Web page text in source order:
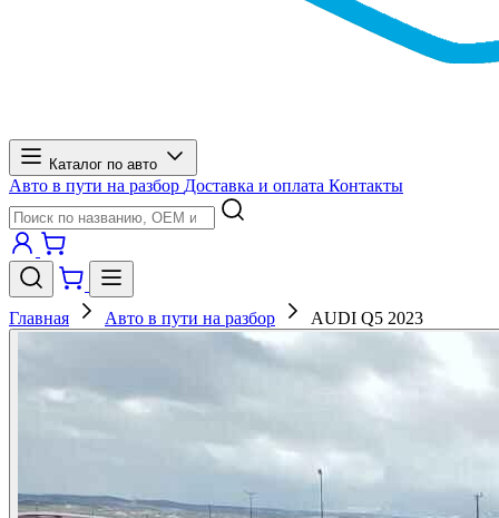
Каталог по авто
Авто в пути на разбор Доставка и оплата Контакты
Главная Авто в пути на разбор AUDI Q5 2023